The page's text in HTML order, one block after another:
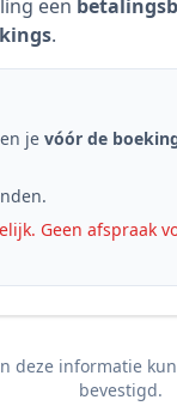
een
.
je vóór de
Geen afspraak
deze informatie
bevestigd.